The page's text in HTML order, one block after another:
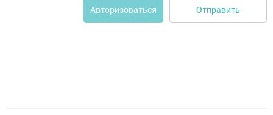
Авторизоваться Отправить